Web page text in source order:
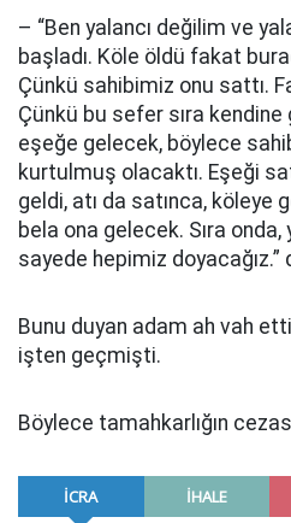
– “Ben yalancı değilim ve
başladı. Köle öldü fakat
Çünkü sahibimiz onu sattı.
Çünkü bu sefer sıra
eşeğe gelecek, böylece
kurtulmuş olacaktı. Eşeği
geldi, atı da satınca, köleye
bela ona gelecek. Sıra
sayede hepimiz doyacağız.”
Bunu duyan adam ah vah
işten geçmişti.
Böylece tamahkarlığın